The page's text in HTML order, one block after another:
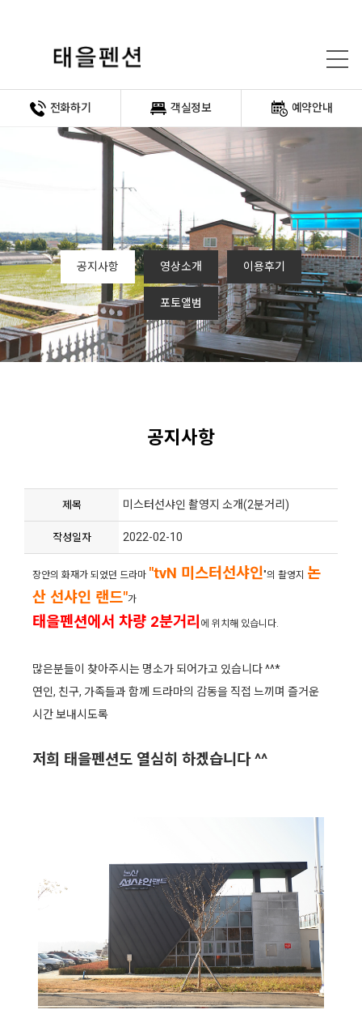
전화하기 객실정보 예약안내
공지사항 영상소개 이용후기
포토앨범
공지사항
제목 미스터선샤인 촬영지 소개(2분거리)
작성일자 2022-02-10
장안의 화재가 되었던 드라마 "tvN 미스터선샤인"의 촬영지 논
산 선샤인 랜드"가
태을펜션에서 차량 2분거리 에 위치해 있습니다.
많은분들이 찾아주시는 명소가 되어가고 있습니다 ^^*
연인, 친구, 가족들과 함께 드라마의 감동을 직접 느끼며 즐거운
시간 보내시도록
저희 태을펜션도 열심히 하겠습니다 ^^